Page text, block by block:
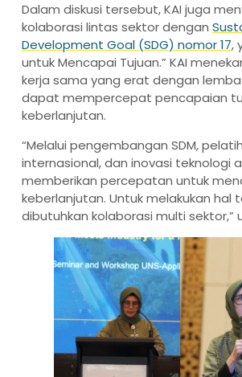
Dalam diskusi tersebut, KAI juga
kolaborasi lintas sektor dengan
Development Goal (SDG) nomor 17,
untuk Mencapai Tujuan.” KAI
kerja sama yang erat dengan
dapat mempercepat pencapaian
keberlanjutan.
“Melalui pengembangan SDM,
internasional, dan inovasi teknologi
memberikan percepatan untuk
keberlanjutan. Untuk melakukan hal
dibutuhkan kolaborasi multi sektor,”